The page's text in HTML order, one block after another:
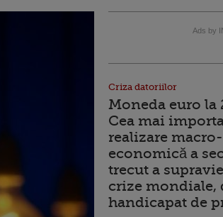
Ads by
Criza datoriilor
Moneda euro la
Cea mai
realizare macro-
economică a
trecut a
crize mondiale,
handicapat de